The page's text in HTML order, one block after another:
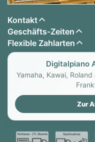
Kontakt
Geschäfts-Zeiten
Flexible Zahlarten
Digitalpiano
Yamaha, Kawai,
Zur